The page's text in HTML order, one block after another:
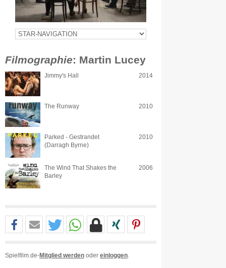
Filmographie: Martin Lucey
Jimmy's Hall 2014
The Runway 2010
Parked - Gestrandet
(Darragh Byrne)
2010
The Wind That Shakes the
Barley
2006
Spielfilm.de-Mitglied werden oder einloggen